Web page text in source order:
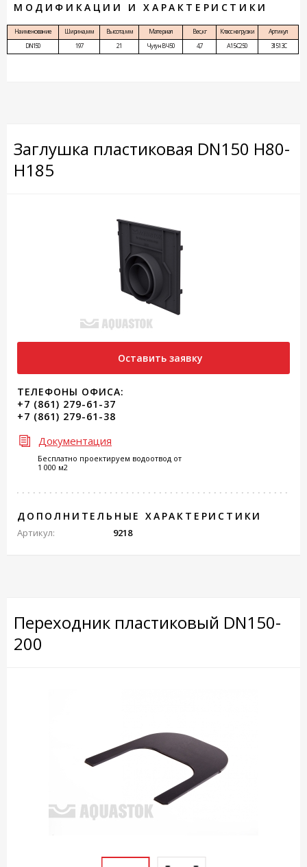
МОДИФИКАЦИИ И ХАРАКТЕРИСТИКИ
Наименование Ширина, мм Высота, мм Материал Вес, кг Класс нагрузки
Артикул
DN150
197 21 Чугун ВЧ 50 4,7 A15-С250 31513С
Заглушка пластиковая DN150 H80-
H185
Оставить заявку
ТЕЛЕФОНЫ ОФИСА:
+7 (861) 279-61-37
+7 (861) 279-61-38
Документация
Бесплатно проектируем водоотвод от
1 000 м2
ДОПОЛНИТЕЛЬНЫЕ ХАРАКТЕРИСТИКИ
Артикул: 9218
Переходник пластиковый DN150-
200